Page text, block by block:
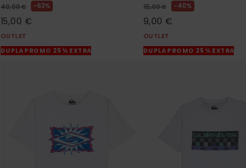
40,00 € 63%
15,00 €
OUTLET
DUPLA PROMO 25% EXTRA
15,00 € 40%
9,00 €
OUTLET
DUPLA PROMO 25% EXTRA